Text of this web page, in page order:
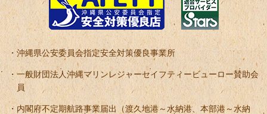
沖縄県公安委員会指定安全対策優良事業所
一般財団法人沖縄マリンレジャーセイフティービューロー賛助会
員
内閣府不定期航路事業届出（渡久地港～水納港、本部港～水納